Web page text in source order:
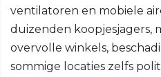
ventilatoren en mobiele
duizenden koopjesjagers,
overvolle winkels,
sommige locaties zelfs